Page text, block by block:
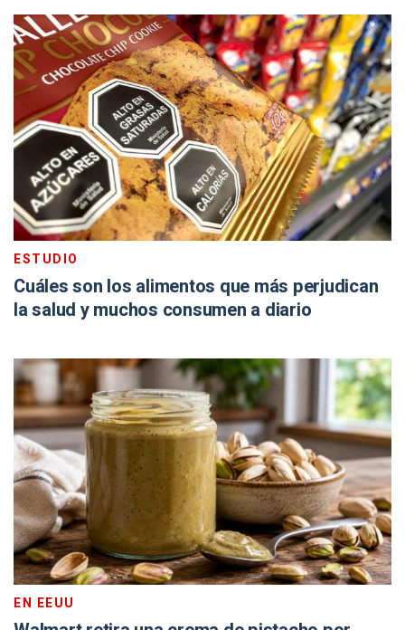
ESTUDIO
Cuáles son los alimentos que más perjudican
la salud y muchos consumen a diario
EN EEUU